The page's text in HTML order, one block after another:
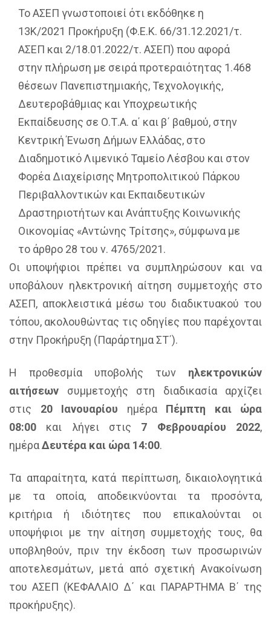
Το ΑΣΕΠ γνωστοποιεί ότι εκδόθηκε η
13Κ/2021 Προκήρυξη (Φ.Ε.Κ. 66/31.12.2021/τ.
ΑΣΕΠ και 2/18.01.2022/τ. ΑΣΕΠ) που αφορά
στην πλήρωση με σειρά προτεραιότητας 1.468
θέσεων Πανεπιστημιακής, Τεχνολογικής,
Δευτεροβάθμιας και Υποχρεωτικής
Εκπαίδευσης σε Ο.Τ.Α. α΄ και β΄ βαθμού, στην
Κεντρική Ένωση Δήμων Ελλάδας, στο
Διαδημοτικό Λιμενικό Ταμείο Λέσβου και στον
Φορέα Διαχείρισης Μητροπολιτικού Πάρκου
Περιβαλλοντικών και Εκπαιδευτικών
Δραστηριοτήτων και Ανάπτυξης Κοινωνικής
Οικονομίας «Αντώνης Τρίτσης», σύμφωνα με
το άρθρο 28 του ν. 4765/2021.
Οι υποψήφιοι πρέπει να συμπληρώσουν και να
υποβάλουν ηλεκτρονική αίτηση συμμετοχής στο
ΑΣΕΠ, αποκλειστικά μέσω του διαδικτυακού του
τόπου, ακολουθώντας τις οδηγίες που παρέχονται
στην Προκήρυξη (Παράρτημα ΣΤ΄).
Η προθεσμία υποβολής των ηλεκτρονικών
αιτήσεων συμμετοχής στη διαδικασία αρχίζει
στις 20 Ιανουαρίου ημέρα Πέμπτη και ώρα
08:00 και λήγει στις 7 Φεβρουαρίου 2022,
ημέραΔευτέρα και ώρα 14:00.
Τα απαραίτητα, κατά περίπτωση, δικαιολογητικά
με τα οποία, αποδεικνύονται τα προσόντα,
κριτήρια ή ιδιότητες που επικαλούνται οι
υποψήφιοι με την αίτηση συμμετοχής τους, θα
υποβληθούν, πριν την έκδοση των προσωρινών
αποτελεσμάτων, μετά από σχετική Ανακοίνωση
του ΑΣΕΠ (ΚΕΦΑΛΑΙΟ Δ΄ και ΠΑΡΑΡΤΗΜΑ Β΄ της
προκήρυξης).